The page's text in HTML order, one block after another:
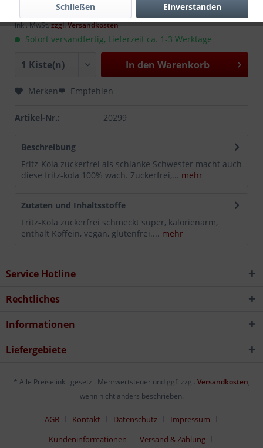
4.8 Liter (3,96 € * / 1 Liter)
inkl. MwSt.zzgl. Versandkosten
Sofort versandfertig, Lieferzeit ca. 1-3 Werktage
In den Warenkorb
Merken Empfehlen
Artikel-Nr.: 20299
Beschreibung
Fritz-Kola zuckerfrei als schlanke Schwester macht auch
diese fritz-kola 100% wach. Zuckerfrei,... mehr
Zutaten und Inhaltsstoffe
Fritz-Kola zuckerfrei schmeckt super, kalorienarm,
enthält Koffein, vegan, glutenfrei.... mehr
Service Hotline
Rechtliches
Informationen
Liefergebiete
* Alle Preise inkl. gesetzl. Mehrwertsteuer und ggf. zzgl. Versandkosten,
wenn nicht anders beschrieben.
AGB Kontakt Datenschutz
Impressum
Kundeninformationen
Versand & Zahlung
Einverstanden
Schließen